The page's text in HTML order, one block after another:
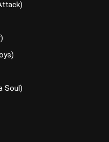
Soul)